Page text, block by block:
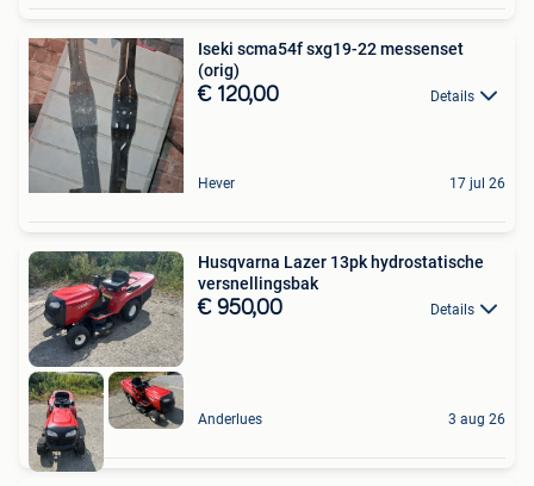
Iseki scma54f sxg19-22 messenset
(orig)
€ 120,00 Details
Hever 17 jul 26
Husqvarna Lazer 13pk hydrostatische
versnellingsbak
€ 950,00 Details
Anderlues 3 aug 26